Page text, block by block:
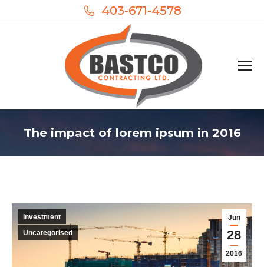
403-671-4578
The impact of lorem ipsum in 2016
Jun
28
2016
Investment
Uncategorised